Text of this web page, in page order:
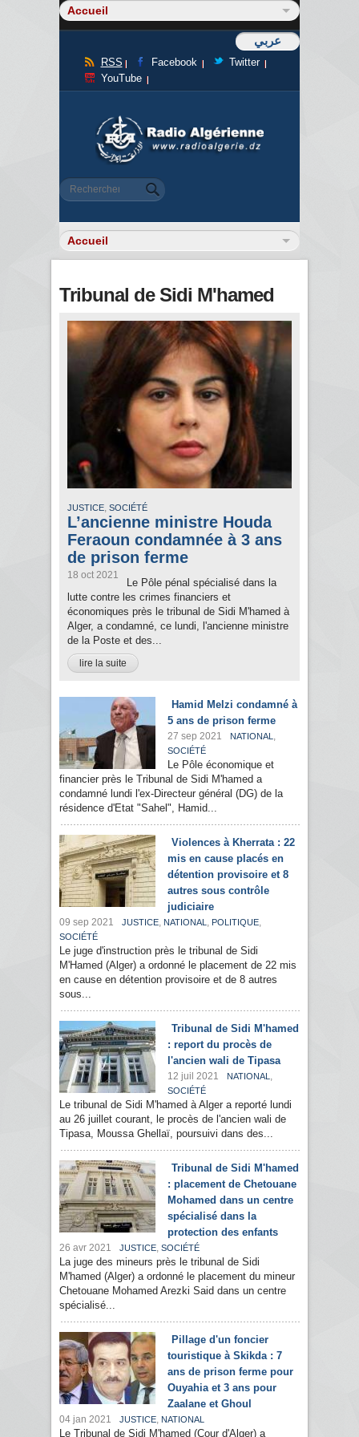
عربي
RSS Facebook
Twitter
YouTube
Formulaire de recherche
Rechercher
Tribunal de Sidi M'hamed
JUSTICE, SOCIÉTÉ
L’ancienne ministre Houda
Feraoun condamnée à 3 ans
de prison ferme
18 oct 2021
Le Pôle pénal spécialisé dans la
lutte contre les crimes financiers et
économiques près le tribunal de Sidi M'hamed à
Alger, a condamné, ce lundi, l'ancienne ministre
de la Poste et des...
lire la suite
Hamid Melzi condamné à
5 ans de prison ferme
27 sep 2021 NATIONAL ,
SOCIÉTÉ
Le Pôle économique et
financier près le Tribunal de Sidi M'hamed a
condamné lundi l'ex-Directeur général (DG) de la
résidence d'Etat "Sahel", Hamid...
Violences à Kherrata : 22
mis en cause placés en
détention provisoire et 8
autres sous contrôle
judiciaire
09 sep 2021 JUSTICE, NATIONAL , POLITIQUE,
SOCIÉTÉ
Le juge d'instruction près le tribunal de Sidi
M'Hamed (Alger) a ordonné le placement de 22 mis
en cause en détention provisoire et de 8 autres
sous...
Tribunal de Sidi M'hamed
: report du procès de
l'ancien wali de Tipasa
12 juil 2021 NATIONAL ,
SOCIÉTÉ
Le tribunal de Sidi M'hamed à Alger a reporté lundi
au 26 juillet courant, le procès de l'ancien wali de
Tipasa, Moussa Ghellaï, poursuivi dans des...
Tribunal de Sidi M'hamed
: placement de Chetouane
Mohamed dans un centre
spécialisé dans la
protection des enfants
26 avr 2021 JUSTICE, SOCIÉTÉ
La juge des mineurs près le tribunal de Sidi
M'hamed (Alger) a ordonné le placement du mineur
Chetouane Mohamed Arezki Said dans un centre
spécialisé...
Pillage d'un foncier
touristique à Skikda : 7
ans de prison ferme pour
Ouyahia et 3 ans pour
Zaalane et Ghoul
04 jan 2021 JUSTICE, NATIONAL
Le Tribunal de Sidi M'hamed (Cour d'Alger) a